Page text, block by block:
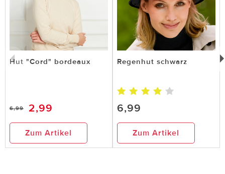
Hut "Cord" bordeaux
6,99 2,99
Zum Artikel
Regenhut schwarz
6,99
Zum Artikel